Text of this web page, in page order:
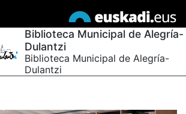
Biblioteca Municipal de Alegría-
Dulantzi
Biblioteca Municipal de Alegría-
Dulantzi